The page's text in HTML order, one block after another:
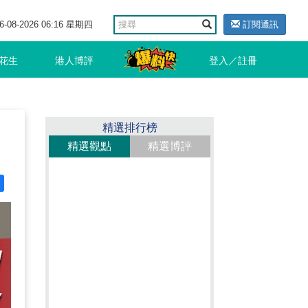
08-2026 06:16 星期四 訂閱通訊
生 港人博評 登入／註冊
精選排行榜
精選觀點
精選博評